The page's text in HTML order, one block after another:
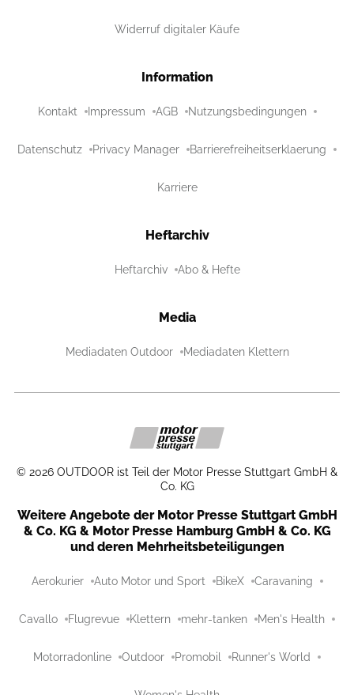
Widerruf digitaler Käufe
Information
Kontakt Impressum AGB Nutzungsbedingungen
Datenschutz Privacy Manager Barrierefreiheitserklaerung
Karriere
Heftarchiv
Heftarchiv Abo & Hefte
Media
Mediadaten Outdoor Mediadaten Klettern
© 2026 OUTDOOR ist Teil der Motor Presse Stuttgart GmbH &
Co. KG
Weitere Angebote der Motor Presse Stuttgart GmbH
& Co. KG & Motor Presse Hamburg GmbH & Co. KG
und deren Mehrheitsbeteiligungen
Aerokurier Auto Motor und Sport BikeX Caravaning
Cavallo Flugrevue Klettern mehr-tanken Men's Health
Motorradonline Outdoor Promobil Runner's World